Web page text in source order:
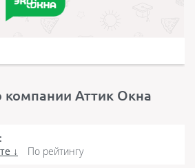
Аттик Окна
По рейтингу